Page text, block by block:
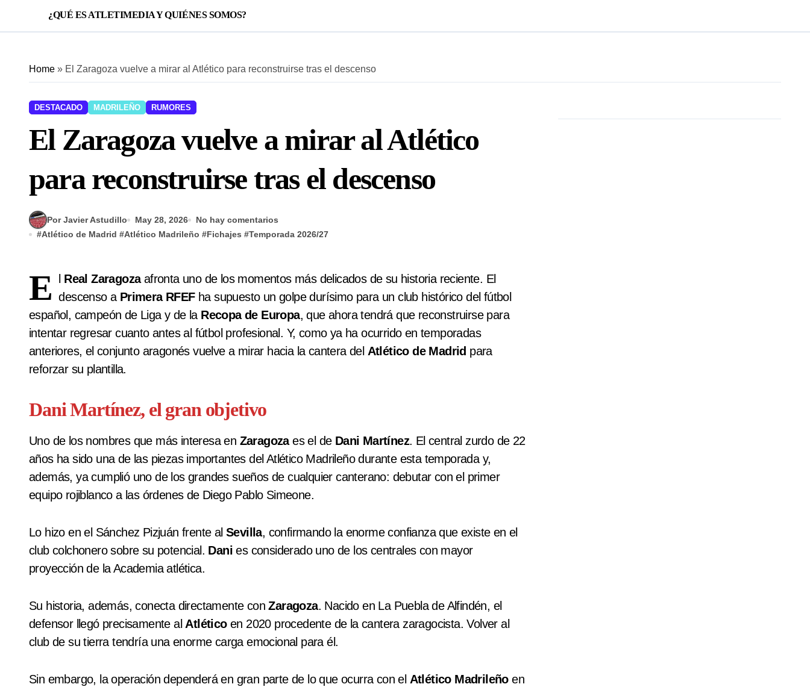
¿QUÉ ES ATLETIMEDIA Y QUIÉNES SOMOS?
Home » El Zaragoza vuelve a mirar al Atlético para reconstruirse tras el descenso
DESTACADO MADRILEÑO RUMORES
El Zaragoza vuelve a mirar al Atlético
para reconstruirse tras el descenso
Por Javier Astudillo May 28, 2026
No hay comentarios
#Atlético de Madrid #Atlético Madrileño #Fichajes #Temporada 2026/27
E Real Zaragozaafronta uno de los momentos más delicados de su historia reciente. El
descenso a Primera RFEFha supuesto un golpe durísimo para un club histórico del fútbol
español, campeón de Liga y de la Recopa de Europa, que ahora tendrá que reconstruirse para
intentar regresar cuanto antes al fútbol profesional. Y, como ya ha ocurrido en temporadas
anteriores, el conjunto aragonés vuelve a mirar hacia la cantera del Atlético de Madrid para
reforzar su plantilla.
Dani Martínez, el gran objetivo
Uno de los nombres que más interesa en Zaragozaes el de Dani Martínez. El central zurdo de 22
años ha sido una de las piezas importantes del Atlético Madrileño durante esta temporada y,
además, ya cumplió uno de los grandes sueños de cualquier canterano: debutar con el primer
equipo rojiblanco a las órdenes de Diego Pablo Simeone.
Lo hizo en el Sánchez Pizjuán frente al Sevilla, confirmando la enorme confianza que existe en el
club colchonero sobre su potencial. Danies considerado uno de los centrales con mayor
proyección de la Academia atlética.
Su historia, además, conecta directamente conZaragoza. Nacido en La Puebla de Alfindén, el
defensor llegó precisamente al Atléticoen 2020 procedente de la cantera zaragocista. Volver al
club de su tierra tendría una enorme carga emocional para él.
Sin embargo, la operación dependerá en gran parte de lo que ocurra con el Atlético Madrileñoen